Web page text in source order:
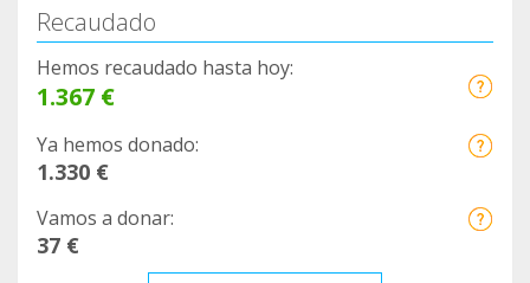
Recaudado
Hemos recaudado hasta hoy:
1.367 €
Ya hemos donado:
1.330 €
Vamos a donar:
37 €